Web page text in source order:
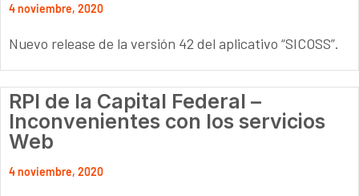
4 noviembre, 2020
Nuevo release de la versión 42 del aplicativo “SICOSS”.
RPI de la Capital Federal –
Inconvenientes con los servicios
Web
4 noviembre, 2020